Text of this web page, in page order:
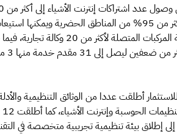
وفي مجال التقنيات
ملايين اشتراك، مع تطوير شبكة إنترنت أشياء متخصصة تغطي أكثر من 95% من المناطق الحضرية
من نصف مليار جهاز متصل، كما جرت الموافقة على إطلاق خدمة المركبات المتصلة
في مجال
أطلقت عددا من الوثائق التنظيمية
إلى إطلاق بيئة تنظيمية تجريبية متخصصة في